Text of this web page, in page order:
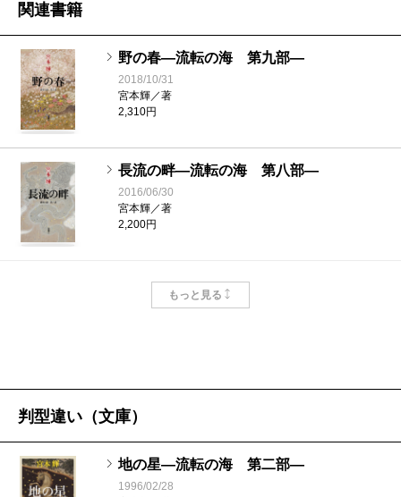
関連書籍
野の春―流転の海 第九部―
2018/10/31
宮本輝／著
2,310円
長流の畔―流転の海 第八部―
2016/06/30
宮本輝／著
2,200円
満月の道―流転の海 第七部―
2014/04/30
2011/08/31
もっと見る
判型違い（文庫）
地の星―流転の海 第二部―
1996/02/28